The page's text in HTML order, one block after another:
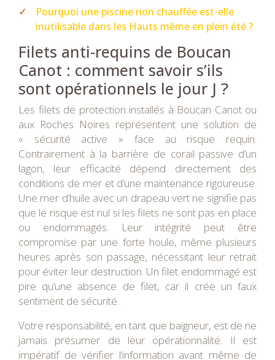
Pourquoi une piscine non chauffée est-elle
inutilisable dans les Hauts même en plein été ?
Filets anti-requins de Boucan
Canot : comment savoir s’ils
sont opérationnels le jour J ?
Les filets de protection installés à Boucan Canot ou
aux Roches Noires représentent une solution de
« sécurité active » face au risque requin.
Contrairement à la barrière de corail passive d’un
lagon, leur efficacité dépend directement des
conditions de mer et d’une maintenance rigoureuse.
Une mer d’huile avec un drapeau vert ne signifie pas
que le risque est nul si les filets ne sont pas en place
ou endommagés. Leur intégrité peut être
compromise par une forte houle, même plusieurs
heures après son passage, nécessitant leur retrait
pour éviter leur destruction. Un filet endommagé est
pire qu’une absence de filet, car il crée un faux
sentiment de sécurité.
Votre responsabilité, en tant que baigneur, est de ne
jamais présumer de leur opérationnalité. Il est
impératif de vérifier l’information avant même de